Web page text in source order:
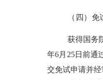
（四）免
获得国务
年6月 25日前通
交免试申请并